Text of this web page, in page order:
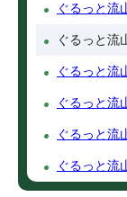
ぐるっと
ぐるっと
ぐるっと
ぐるっと
ぐるっと
ぐるっと